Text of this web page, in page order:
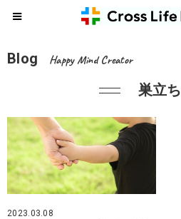
Blog Happy Mind Creator
巣立ち
2023.03.08